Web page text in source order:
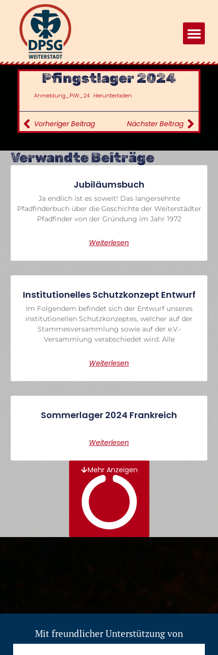
Pfingstlager 2024
Anmeldung_PiW_24 Herunterladen
Vorheriger Beitrag Nächster Beitrag
Verwandte Beiträge
Jubiläumsbuch
Ja endlich ist es soweit! Das langersehnte
Pfadfinderbuch über die Geschichte der Weiterstädter
Pfadfinder von der Gründung im Jahr 1972
Weiterlesen
Institutionelles Schutzkonzept Entwurf
Im Folgendem befindet sich der Entwurf unseres
institutionellen Schutzkonzeptes, welcher auf der
Stammesversammlung sowie auf der e.V.-
Versammlung verabschiedet wird. Alle
Weiterlesen
Sommerlager 2024 Frankreich
Weiterlesen
Mehr Anzeigen
Mit freundlicher Unterstützung von